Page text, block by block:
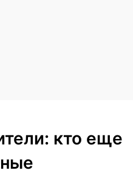
кто еще